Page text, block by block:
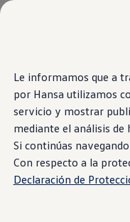
Le informamos que a
por Hansa utilizamos
servicio y mostrar
mediante el análisis de
Si continúas
Con respecto a la
Declaración de
contenido
principal
a pie
de
página
Test Drive
Contáctenos
Marca y Experiencia
Volkswagen
Espacio
Latin NCAP
Tengo un
Manuales
Takata airbag